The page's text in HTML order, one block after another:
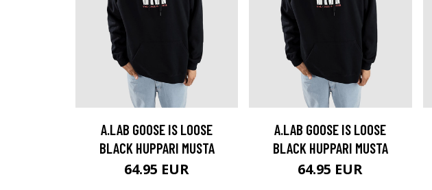
A.LAB GOOSE IS LOOSE
BLACK HUPPARI MUSTA
64.95 EUR
A.LAB GOOSE IS LOOSE
BLACK HUPPARI MUSTA
64.95 EUR